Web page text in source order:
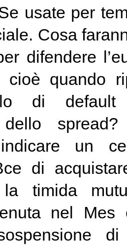
usate per
Cosa
difendere
cioè quando
di default
dello
un
di
la timida
nel Mes
di